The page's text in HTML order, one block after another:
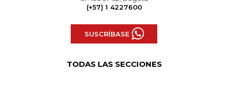
(+57) 1 4227600
SUSCRÍBASE
TODAS LAS SECCIONES